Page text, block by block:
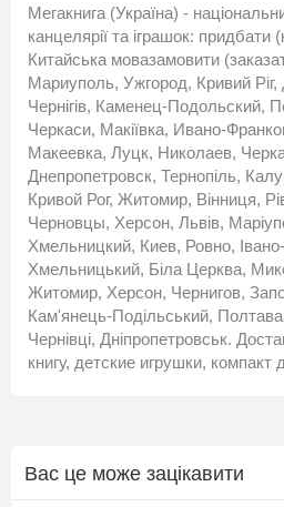
Мегакнига (Україна) -
канцелярії та іграшок: придбати
Китайська мовазамовити
Мариуполь, Ужгород, Кривий
Чернігів, Каменец-Подольский,
Черкаси, Макіївка, Ивано-
Макеевка, Луцк, Николаев,
Днепропетровск, Тернопіль,
Кривой Рог, Житомир, Вінниця,
Черновцы, Херсон, Львів,
Хмельницкий, Киев, Ровно,
Хмельницький, Біла Церква,
Житомир, Херсон, Чернигов,
Кам'янець-Подільський,
Чернівці, Дніпропетровськ.
книгу, детские игрушки, компакт
Вас це може зацікавити